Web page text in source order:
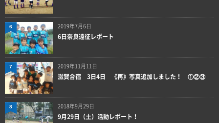
2019年7月6日
6日奈良遠征レポート
6
2019年11月11日
滋賀合宿 3日4日 《再》写真追加しました！ ①②③
7
2018年9月29日
9月29日（土）活動レポート！
8